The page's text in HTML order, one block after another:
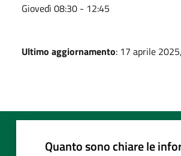
Giovedì 08:30 - 12:45
Ultimo aggiornamento: 17 aprile
Quanto sono chiare le